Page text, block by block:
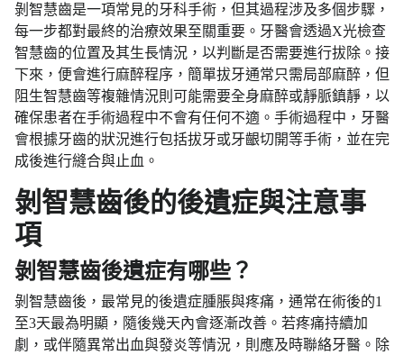
剝智慧齒是一項常見的牙科手術，但其過程涉及多個步驟，
每一步都對最終的治療效果至關重要。牙醫會透過X光檢查
智慧齒的位置及其生長情況，以判斷是否需要進行拔除。接
下來，便會進行麻醉程序，簡單拔牙通常只需局部麻醉，但
阻生智慧齒等複雜情況則可能需要全身麻醉或靜脈鎮靜，以
確保患者在手術過程中不會有任何不適。手術過程中，牙醫
會根據牙齒的狀況進行包括拔牙或牙齦切開等手術，並在完
成後進行縫合與止血。
剝智慧齒後的後遺症與注意事
項
剝智慧齒後遺症有哪些？
剝智慧齒後，最常見的後遺症腫脹與疼痛，通常在術後的1
至3天最為明顯，隨後幾天內會逐漸改善。若疼痛持續加
劇，或伴隨異常出血與發炎等情況，則應及時聯絡牙醫。除